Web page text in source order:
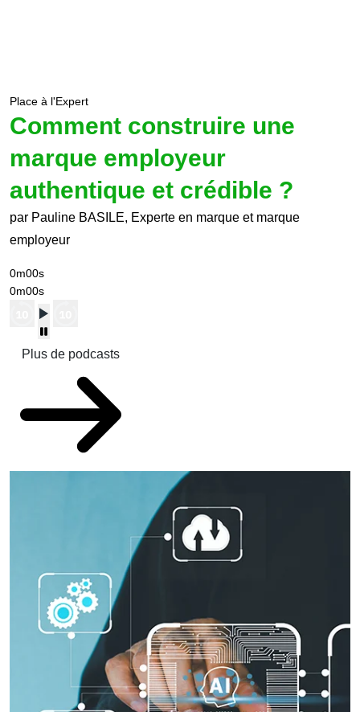
Place à l'Expert
Comment construire une
marque employeur
authentique et crédible ?
par Pauline BASILE, Experte en marque et marque
employeur
0m00s
0m00s
Plus de podcasts